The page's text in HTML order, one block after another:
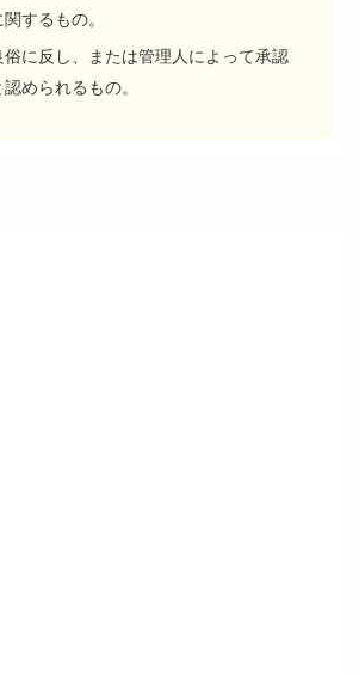
するもの。
俗に反し、または管理人によって承認
められるもの。